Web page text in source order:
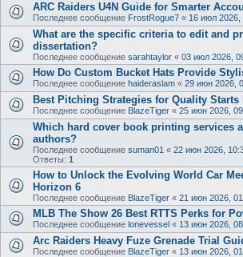
ARC Raiders U4N Guide for Smarter
Последнее сообщение FrostRogue7 « 16 июл 2026,
What are the specific criteria to edit and
dissertation?
Последнее сообщение sarahtaylor « 03 июл 2026,
How Do Custom Bucket Hats Provide
Последнее сообщение haideraslam « 29 июн 2026,
Best Pitching Strategies for Quality Starts
Последнее сообщение BlazeTiger « 25 июн 2026,
Which hard cover book printing services
authors?
Последнее сообщение suman01 « 22 июн 2026,
Ответы: 1
How to Unlock the Evolving World Car
Horizon 6
Последнее сообщение BlazeTiger « 21 июн 2026,
MLB The Show 26 Best RTTS Perks for
Последнее сообщение lonevessel « 13 июн 2026,
Arc Raiders Heavy Fuze Grenade Trial
Последнее сообщение BlazeTiger « 13 июн 2026,